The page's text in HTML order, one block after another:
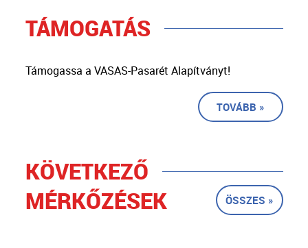
TÁMOGATÁS
Támogassa a VASAS-Pasarét Alapítványt!
TOVÁBB »
KÖVETKEZŐ
MÉRKŐZÉSEK
ÖSSZES »